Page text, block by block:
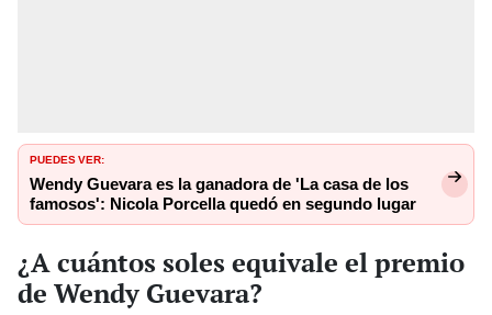
PUEDES VER:
Wendy Guevara es la ganadora de 'La casa de los
famosos': Nicola Porcella quedó en segundo lugar
¿A cuántos soles equivale el premio
de Wendy Guevara?